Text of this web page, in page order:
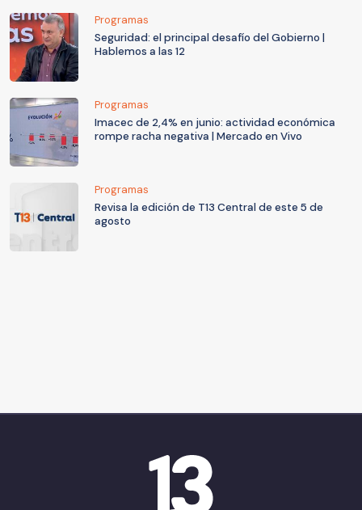
Programas
Seguridad: el principal desafío del Gobierno |
Hablemos a las 12
Programas
Imacec de 2,4% en junio: actividad económica
rompe racha negativa | Mercado en Vivo
Programas
Revisa la edición de T13 Central de este 5 de
agosto